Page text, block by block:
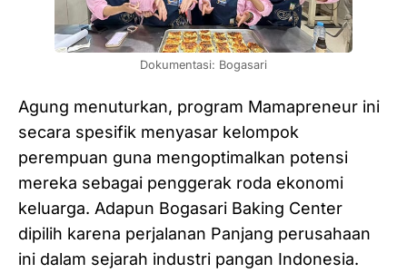
Dokumentasi: Bogasari
Agung menuturkan, program Mamapreneur ini
secara spesifik menyasar kelompok
perempuan guna mengoptimalkan potensi
mereka sebagai penggerak roda ekonomi
keluarga. Adapun Bogasari Baking Center
dipilih karena perjalanan Panjang perusahaan
ini dalam sejarah industri pangan Indonesia.